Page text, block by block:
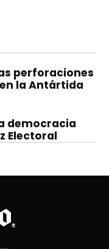
perforaciones
la Antártida
democracia
Electoral